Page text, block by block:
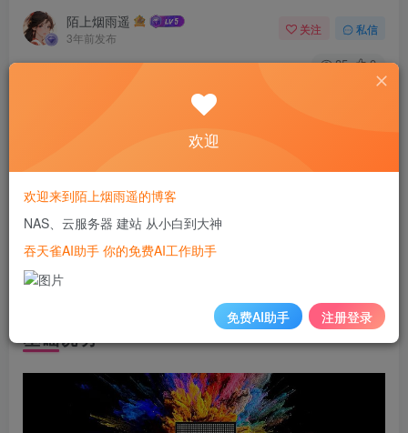
陌上烟雨遥
3年前发布
关注 私信
85 0
这么多年过去，选手机的第一步依然是选SoC。SoC是手机
为方便对比，按天梯排序罗列2023年在售机型的SoC，
GeekBench的CPU多核性能排序
马甲系列排一起）
基础说明
欢迎
欢迎来到陌上烟雨遥的博客
NAS、云服务器 建站 从小白到大神
吞天雀AI助手 你的免费AI工作助手
免费AI助手 注册登录